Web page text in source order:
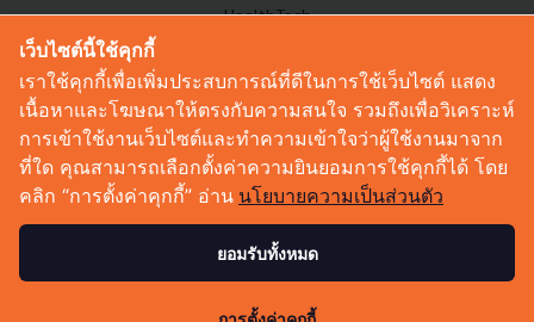
HealthTech
Corp Innov
Saucy Thoughts
Sustainable
Videos
Podcast
เว็บไซต์นี้ใช้คุกกี้
เราใช้คุกกี้เพื่อเพิ่มประสบการณ์ที่ดีในการใช้เว็บไซต์ แสดง
เนื้อหาและโฆษณาให้ตรงกับความสนใจ รวมถึงเพื่อวิเคราะห์
การเข้าใช้งานเว็บไซต์และทำความเข้าใจว่าผู้ใช้งานมาจาก
ที่ใด คุณสามารถเลือกตั้งค่าความยินยอมการใช้คุกกี้ได้ โดย
คลิก “การตั้งค่าคุกกี้” อ่าน นโยบายความเป็นส่วนตัว
ยอมรับทั้งหมด